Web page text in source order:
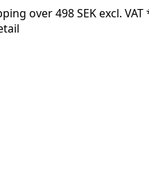
over 498 SEK excl. VAT